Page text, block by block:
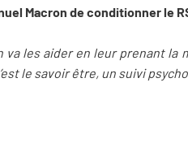
Macron de conditionner le
va les aider en leur prenant la
le savoir être, un suivi